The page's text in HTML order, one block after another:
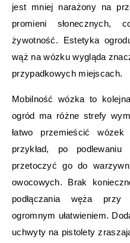
jest mniej narażony na
promieni słonecznych,
żywotność. Estetyka
wąż na wózku wygląda
przypadkowych miejscach.
Mobilność wózka to
ogród ma różne strefy
łatwo przemieścić
przykład, po
przetoczyć go do
owocowych. Brak
podłączania węża
ogromnym ułatwieniem.
uchwyty na pistolety